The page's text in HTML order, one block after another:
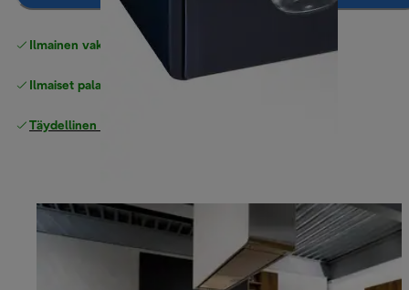
Ilmainen vakiotoimitus
Ilmaiset palautukset
Täydellinen valmistajan takuu